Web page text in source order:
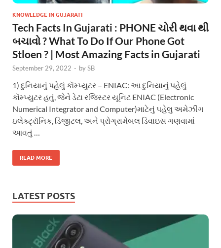
KNOWLEDGE IN GUJARATI
Tech Facts In Gujarati : PHONE ચોરી થવા થી
બચાવો ? What To Do If Our Phone Got
Stloen ? | Most Amazing Facts in Gujarati
September 29, 2022 - bySB
1) દુનિયાનું પહેલું કૉમ્પ્યુટર – ENIAC: આ દુનિયાનું પહેલું
કૉમ્પ્યુટર હતું, જેને ડેટા રજિસ્ટર યૂનિટ ENIAC (Electronic
Numerical Integrator and Computer)માટેનું પહેલુ અમેઝીંગ
ઇલેક્ટ્રૉનિક, ડિજીટલ, અને પ્રોગ્રામેબલ ડિવાઇસ ગણવામાં
આવતું …
READ MORE
LATEST POSTS